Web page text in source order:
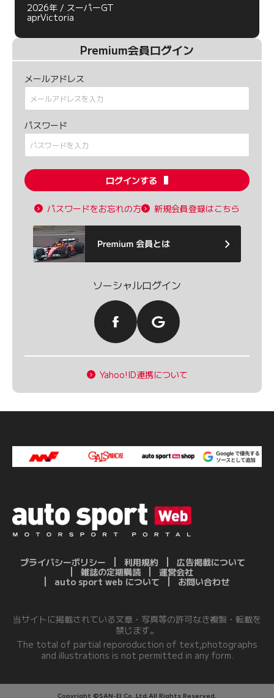
2026年 / スーパーGT
aprVictoria
Premium会員ログイン
メールアドレス
パスワード
ログインする
パスワードをお忘れの方 新規会員登録はこちら
ソーシャルログイン
Yahoo!ID連携について
プライバシーポリシー 利用規約
広告掲載について
雑誌の定期購読
運営会社
auto sport web について
お問い合わせ
当サイトに掲載されている文章・写真等の許可なき複製・転載を
禁じます。
The total of partial reporoduction of text,photographs
and illustrations is not permitted in any form.
Copyright ©SAN-EI Co.,Ltd.All Rights Reserved.